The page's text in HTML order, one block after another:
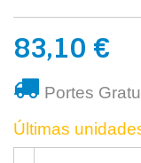
83,10 €
Portes
Últimas